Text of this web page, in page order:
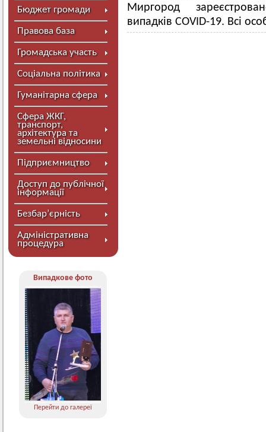
Бюджет громади
Правова база
Громадська участь
Соціальна політика
Гуманітарна сфера
Сфера ЖКГ,
транспорт,
архітектура та
земельні відносини
Підприємництво
Доступ до публічної
інформації
Безбар’єрність
Адміністративна
процедура
Випадкове фото
Перейти до галереї
Миргород
випадків COVID-19. Всі